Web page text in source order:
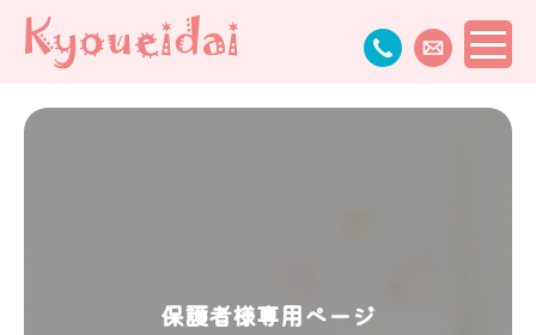
保護者様専用ページ